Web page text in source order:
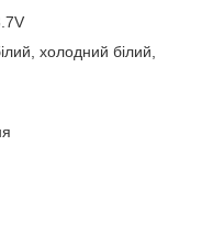
холодний білий,